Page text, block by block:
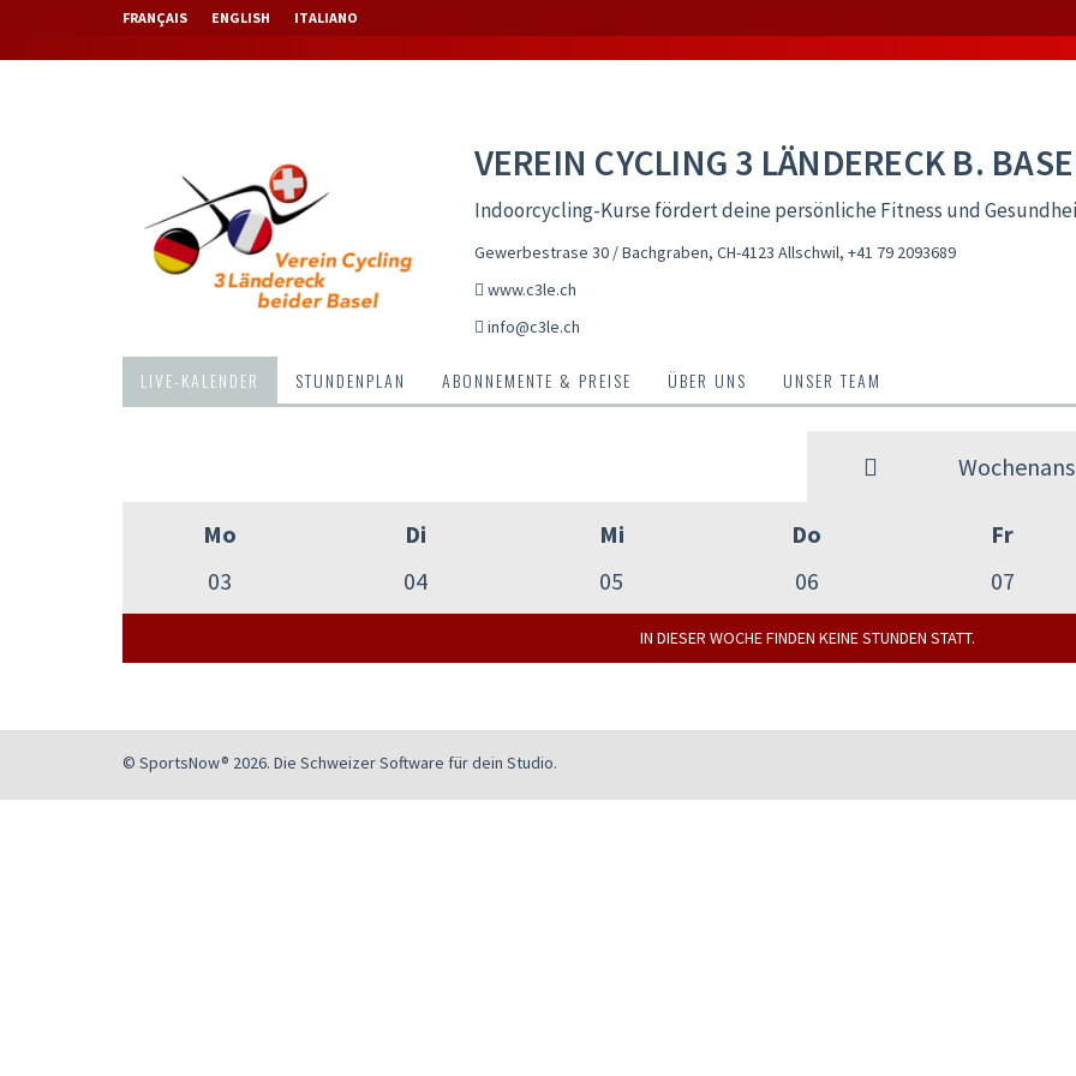
FRANÇAIS ENGLISH ITALIANO
VEREIN CYCLING 3 LÄNDERECK B.
Indoorcycling-Kurse fördert deine persönliche Fitness und
Gewerbestrase 30 / Bachgraben, CH-4123 Allschwil, +41 79 2093689
www.c3le.ch
info@c3le.ch
LIVE-KALENDER STUNDENPLAN ABONNEMENTE & PREISE ÜBER UNS UNSER TEAM
Mo
03
Di
04
Mi
05
Do
06
Fr
07
IN DIESER WOCHE FINDEN KEINE STUNDEN STATT.
© SportsNow® 2026. Die Schweizer Software für dein Studio.